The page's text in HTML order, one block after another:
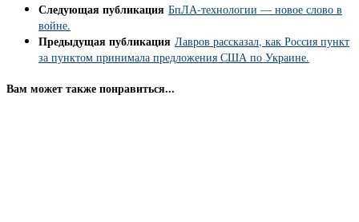
Следующая публикация БпЛА-технологии — новое слово в
войне.
Предыдущая публикация Лавров рассказал, как Россия пункт
за пунктом принимала предложения США по Украине.
Вам может также понравиться...